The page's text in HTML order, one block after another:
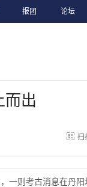
报团 论坛
而出
扫
一则考古消息在丹